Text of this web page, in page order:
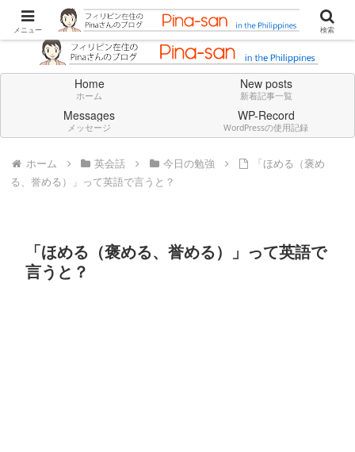
Don't think deeply. Feel always in English.
Home
ホーム
New posts
新着記事一覧
Messages
メッセージ
WP-Record
WordPressの使用記録
ホーム 英会話 今日の勉強
「ほめる（褒め
る、誉める）」って英語で言うと？
「ほめる（褒める、誉める）」って英語で
言うと？
メニュー 検索